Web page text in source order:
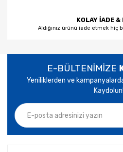
KOLAY İADE &
Aldığınız ürünü iade etmek hiç
E-BÜLTENİMİZE
Yeniliklerden ve
Kaydolun!